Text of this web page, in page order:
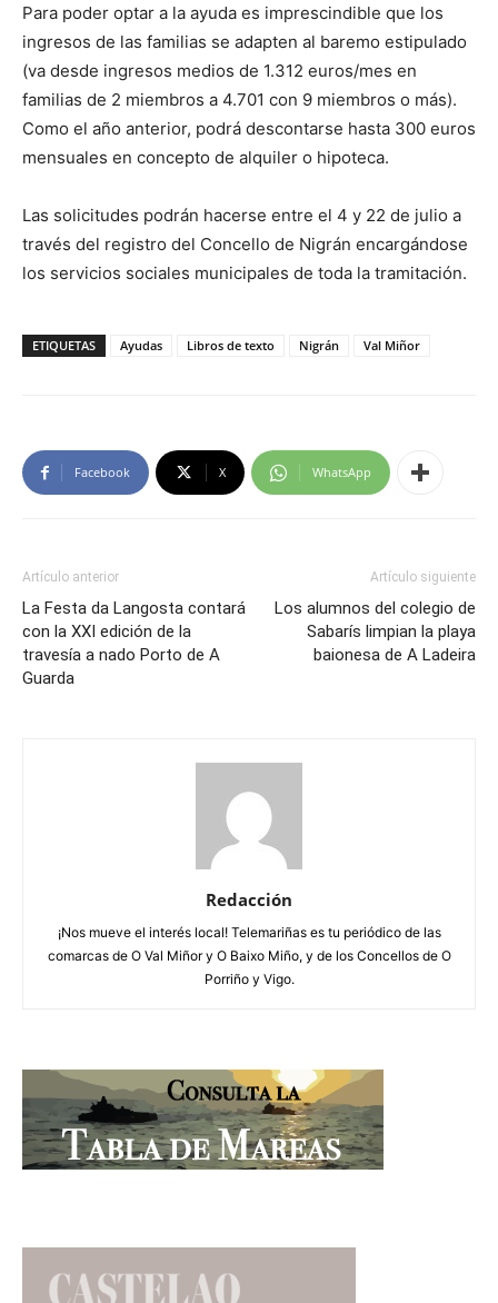
Para poder optar a la ayuda es imprescindible que los
ingresos de las familias se adapten al baremo estipulado
(va desde ingresos medios de 1.312 euros/mes en
familias de 2 miembros a 4.701 con 9 miembros o más).
Como el año anterior, podrá descontarse hasta 300 euros
mensuales en concepto de alquiler o hipoteca.
Las solicitudes podrán hacerse entre el 4 y 22 de julio a
través del registro del Concello de Nigrán encargándose
los servicios sociales municipales de toda la tramitación.
ETIQUETAS Ayudas Libros de texto Nigrán Val Miñor
Facebook X WhatsApp
Artículo anterior
La Festa da Langosta contará
con la XXI edición de la
travesía a nado Porto de A
Guarda
Artículo siguiente
Los alumnos del colegio de
Sabarís limpian la playa
baionesa de A Ladeira
Redacción
¡Nos mueve el interés local! Telemariñas es tu periódico de las
comarcas de O Val Miñor y O Baixo Miño, y de los Concellos de O
Porriño y Vigo.